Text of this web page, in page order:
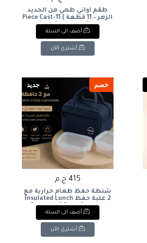
طقم أواني طهي من الحديد
الزهر – 11 قطعة ) 11-Piece Cast
Iron Cookware Set
أضف الى السلة
أشتري الآن
خصم جديد
415 ج.م
شنطة حفظ طعام حرارية مع
2 علبة حفظ Insulated Lunch
Bag with 2 Food Storage
Containers
أضف الى السلة
أشتري الآن